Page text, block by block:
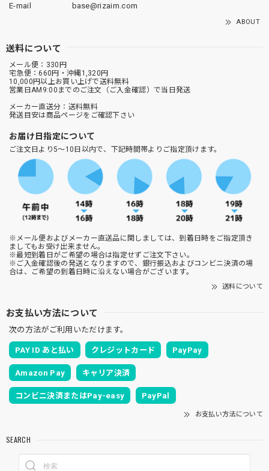
E-mail
base@rizaim.com
ABOUT
送料について
メール便：330円
宅急便：660円・沖縄1,320円
10,000円以上お買い上げで送料無料
営業日AM9:00までのご注文（ご入金確認）で当日発送
メーカー直送分：送料無料
発送目安は商品ページをご確認下さい
お届け日指定について
ご注文日より5～10日以内で、下記時間帯よりご指定頂けます。
※メール便およびメーカー直送品に関しましては、到着日時をご指定頂き
ましてもお受け出来ません。
※最短到着日がご希望の場合は指定せずご注文下さい。
※ご入金確認後の発送となりますので、銀行振込およびコンビニ決済の場
合は、ご希望の到着日時に沿えない場合がございます。
送料について
お支払い方法について
次の方法がご利用いただけます。
PAY ID あと払い クレジットカード PayPay
Amazon Pay キャリア決済
コンビニ決済またはPay-easy PayPal
お支払い方法について
SEARCH